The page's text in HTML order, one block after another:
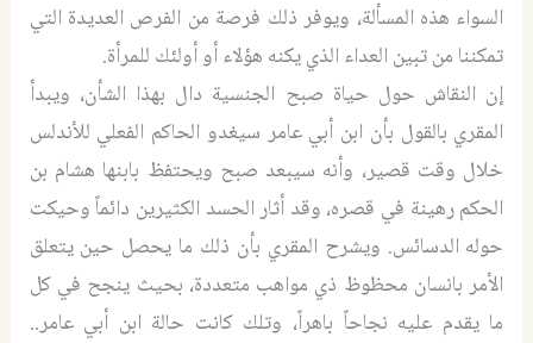
السواء هذه المسألة، ويوفر ذلك فرصة من الفرص العديدة التي
تمكننا من تبين العداء الذي يكنه هؤلاء أو أولئك للمرأة.
إن النقاش حول حياة صبح الجنسية دال بهذا الشأن، ويبدأ
المقري بالقول بأن ابن أبي عامر سيغدو الحاكم الفعلي للأندلس
خلال وقت قصير، وأنه سيبعد صبح ويحتفظ بابنها هشام بن
الحكم رهينة في قصره، وقد أثار الحسد الكثيرين دائماً وحيكت
حوله الدسائس. ويشرح المقري بأن ذلك ما يحصل حين يتعلق
الأمر بانسان محظوظ ذي مواهب متعددة، بحيث ينجح في كل
ما يقدم عليه نجاحاً باهراً، وتلك كانت حالة ابن أبي عامر..